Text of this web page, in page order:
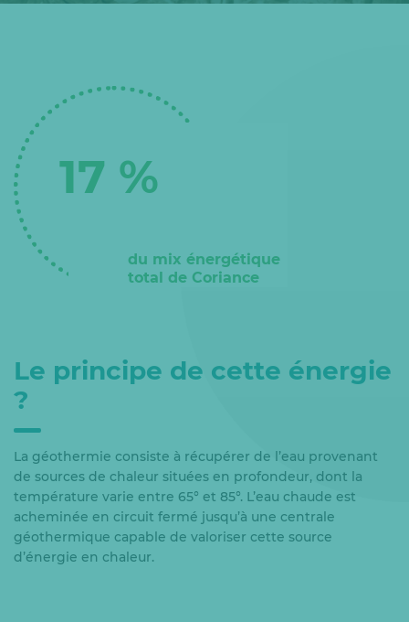
17 %
du mix énergétique
total de Coriance
Le principe de cette énergie
?
La géothermie consiste à récupérer de l’eau provenant
de sources de chaleur situées en profondeur, dont la
température varie entre 65° et 85°. L’eau chaude est
acheminée en circuit fermé jusqu’à une centrale
géothermique capable de valoriser cette source
d’énergie en chaleur.